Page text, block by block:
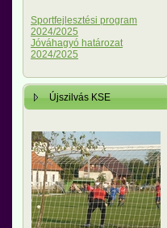
Sportfejlesztési program
2024/2025
Jóváhagyó határozat
2024/2025
Újszilvás KSE